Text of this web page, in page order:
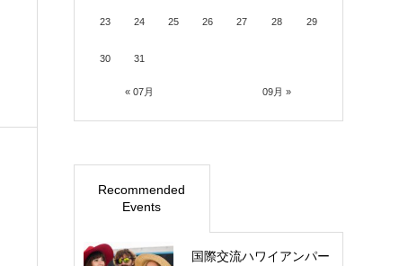
« 07月 09月 »
23 24 25 26 27 28 29
30 31
Recommended
Events
国際交流ハワイアンパー